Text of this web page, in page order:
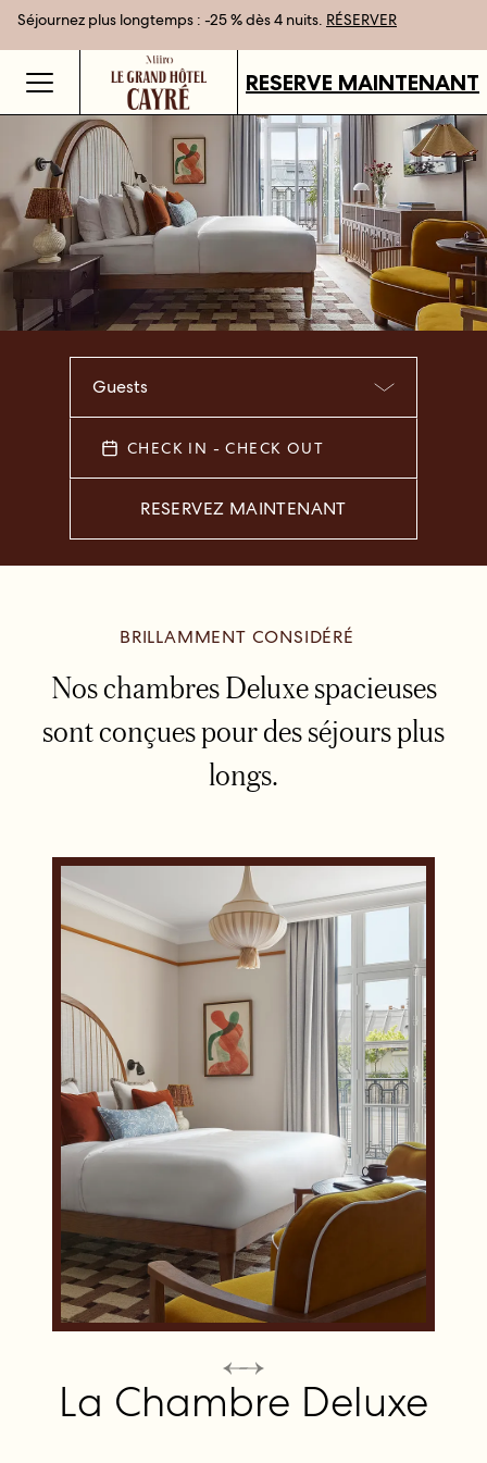
Séjournez plus longtemps : -25 % dès 4 nuits. RÉSERVER
Cartes cadeaux disponibles dans tous nos établissements.
Meilleur tarif garanti en réservant en direct
RESERVE MAINTENANT
Guests
CHECK IN - CHECK OUT
RESERVEZ MAINTENANT
BRILLAMMENT CONSIDÉRÉ
Nos chambres Deluxe spacieuses
sont conçues pour des séjours plus
longs.
La Chambre Deluxe